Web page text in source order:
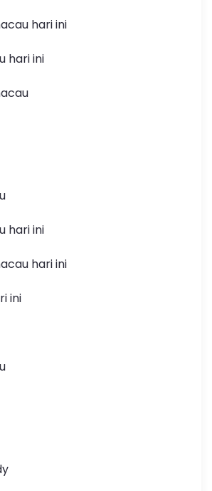
hari ini
hari ini
hari ini
hari ini
ini